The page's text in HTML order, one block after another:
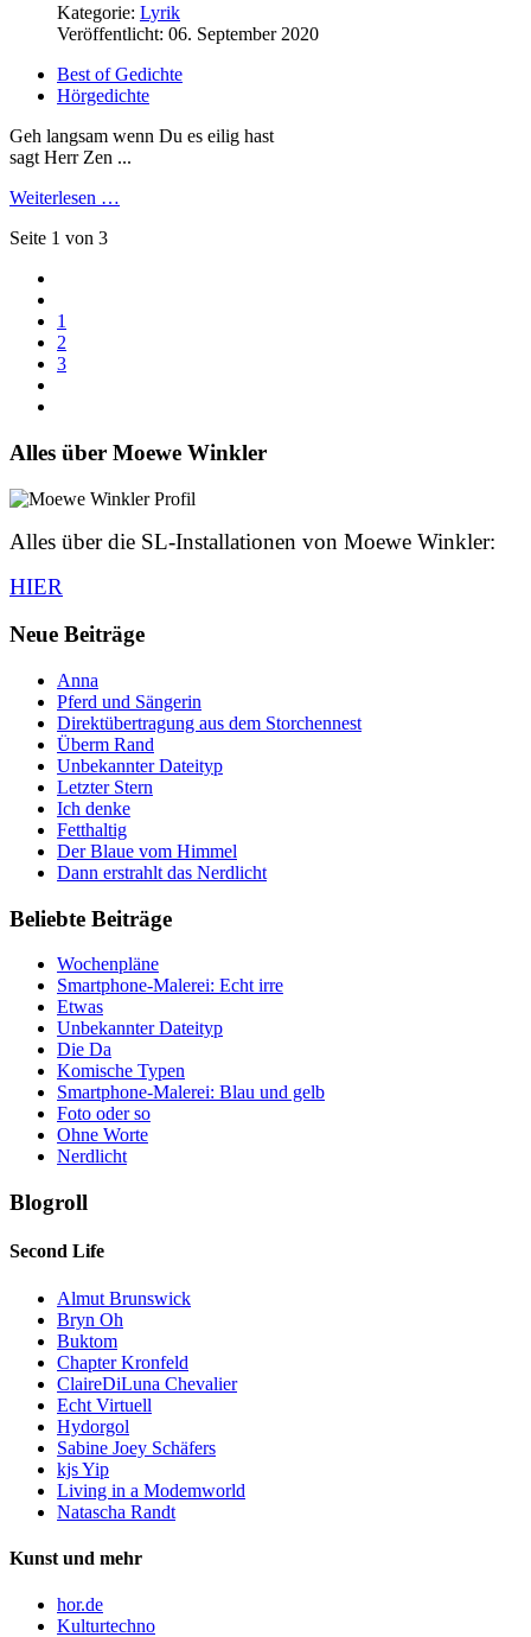
Kategorie: Lyrik
Veröffentlicht: 06. September 2020
Best of Gedichte
Hörgedichte
Geh langsam wenn Du es eilig hast
sagt Herr Zen ...
Weiterlesen …
Seite 1 von 3
1
2
3
Alles über Moewe Winkler
Alles über die SL-Installationen von Moewe Winkler:
HIER
Neue Beiträge
Anna
Pferd und Sängerin
Direktübertragung aus dem Storchennest
Überm Rand
Unbekannter Dateityp
Letzter Stern
Ich denke
Fetthaltig
Der Blaue vom Himmel
Dann erstrahlt das Nerdlicht
Beliebte Beiträge
Wochenpläne
Smartphone-Malerei: Echt irre
Etwas
Unbekannter Dateityp
Die Da
Komische Typen
Smartphone-Malerei: Blau und gelb
Foto oder so
Ohne Worte
Nerdlicht
Blogroll
Second Life
Almut Brunswick
Bryn Oh
Buktom
Chapter Kronfeld
ClaireDiLuna Chevalier
Echt Virtuell
Hydorgol
Sabine Joey Schäfers
kjs Yip
Living in a Modemworld
Natascha Randt
Kunst und mehr
hor.de
Kulturtechno